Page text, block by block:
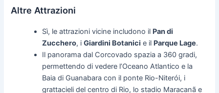
Altre Attrazioni
Sì, le attrazioni vicine includono il Pan di
Zucchero, iGiardini Botanici e il Parque Lage.
Il panorama dal Corcovado spazia a 360 gradi,
permettendo di vedere l’Oceano Atlantico e la
Baia di Guanabara con il ponte Rio-Niterói, i
grattacieli del centro di Rio, lo stadio Maracanã e